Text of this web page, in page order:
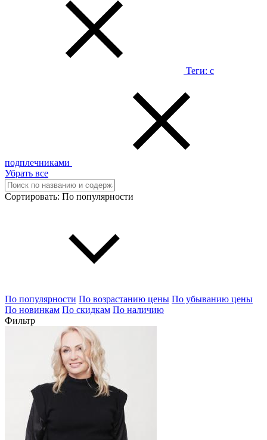
Теги: с
подплечниками
Убрать все
Сортировать: По популярности
По популярности По возрастанию цены По убыванию цены
По новинкам По скидкам По наличию
Фильтр